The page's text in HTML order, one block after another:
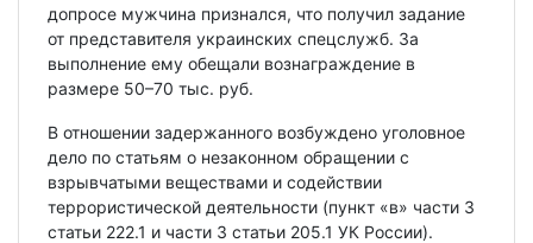
допросе мужчина признался, что получил задание
от представителя украинских спецслужб. За
выполнение ему обещали вознаграждение в
размере 50–70 тыс. руб.
В отношении задержанного возбуждено уголовное
дело по статьям о незаконном обращении с
взрывчатыми веществами и содействии
террористической деятельности (пункт «в» части 3
статьи 222.1 и части 3 статьи 205.1 УК России).